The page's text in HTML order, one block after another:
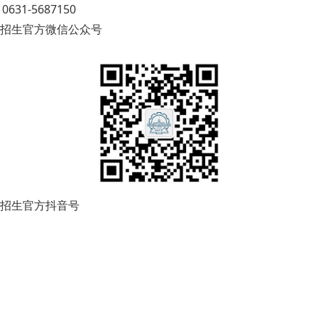
0631-5687150
招生官方微信公众号
招生官方抖音号